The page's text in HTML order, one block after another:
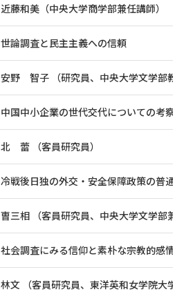
近藤和美（中央大学商学部兼任講師）
世論調査と民主主義への信頼
安野 智子 （研究員、中央大学文学部教
中国中小企業の世代交代についての考察
北 蕾 （客員研究員）
冷戦後日独の外交・安全保障政策の普通
曺三相 （客員研究員、中央大学文学部兼
社会調査にみる信仰と素朴な宗教的感情
林文 （客員研究員、東洋英和女学院大学